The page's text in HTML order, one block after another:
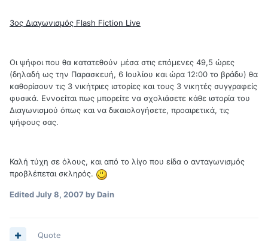
3oς Διαγωνισμός Flash Fiction Live
Οι ψήφοι που θα κατατεθούν μέσα στις επόμενες 49,5 ώρες
(δηλαδή ως την Παρασκευή, 6 Ioυλίου και ώρα 12:00 το βράδυ) θα
καθορίσουν τις 3 νικήτριες ιστορίες και τους 3 νικητές συγγραφείς
φυσικά. Εννοείται πως μπορείτε να σχολιάσετε κάθε ιστορία του
Διαγωνισμού όπως και να δικαιολογήσετε, προαιρετικά, τις
ψήφους σας.
Καλή τύχη σε όλους, και από το λίγο που είδα ο ανταγωνισμός
προβλέπεται σκληρός.
EditedJuly 8, 2007 by Dain
Quote